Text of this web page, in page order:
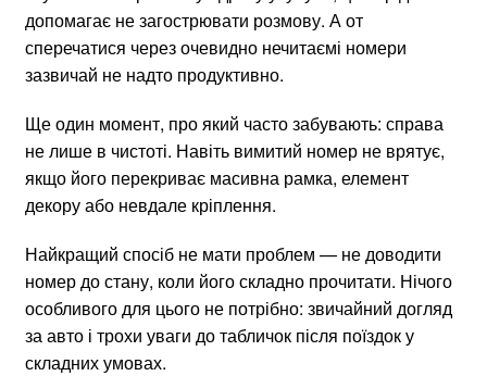
допомагає не загострювати розмову. А от
сперечатися через очевидно нечитаємі номери
зазвичай не надто продуктивно.
Ще один момент, про який часто забувають: справа
не лише в чистоті. Навіть вимитий номер не врятує,
якщо його перекриває масивна рамка, елемент
декору або невдале кріплення.
Найкращий спосіб не мати проблем — не доводити
номер до стану, коли його складно прочитати. Нічого
особливого для цього не потрібно: звичайний догляд
за авто і трохи уваги до табличок після поїздок у
складних умовах.